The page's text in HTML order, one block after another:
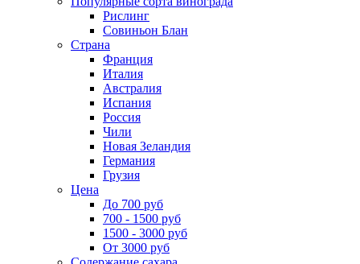
Рислинг
Совиньон Блан
Страна
Франция
Италия
Австралия
Испания
Россия
Чили
Новая Зеландия
Германия
Грузия
Цена
До 700 руб
700 - 1500 руб
1500 - 3000 руб
От 3000 руб